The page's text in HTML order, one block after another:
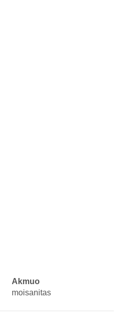
Akmuo
moisanitas